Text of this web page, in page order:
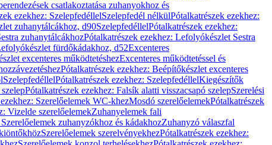
csatlakoztatása zuhanyokhoz és
ezekhez: SzelepfedéllelSzelepfedél nélkülPótalkatrészek ezekhez:
zuhanytálcákhoz, d90SzelepfedéllelPótalkatrészek ezekhez:
zuhanytálcákhozPótalkatrészek ezekhez: Lefolyókészlet Sestra
fürdőkádakhoz, d52Excenteres
excenteres működtetéshezExcenteres működtetéssel és
Pótalkatrészek ezekhez: Beépítőkészlet excenteres
SzelepfedéllelPótalkatrészek ezekhez: SzelepfedéllelKiegészítők
Pótalkatrészek ezekhez: Falsík alatti visszacsapó szelepSzerelési
Szerelőelemek WC-khezMosdó szerelőelemekPótalkatrészek
Vizelde szerelőelemekZuhanyelemek fali
zuhanyzókhoz és kádakhozZuhanyzó válaszfal
Szerelőelemek szerelvényekhezPótalkatrészek ezekhez: